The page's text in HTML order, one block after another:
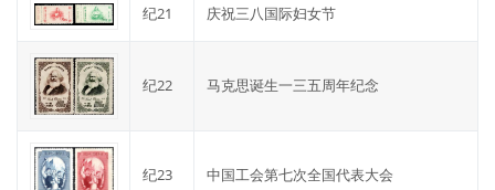
纪21 庆祝三八国际妇女节
纪22 马克思诞生一三五周年纪念
纪23 中国工会第七次全国代表大会